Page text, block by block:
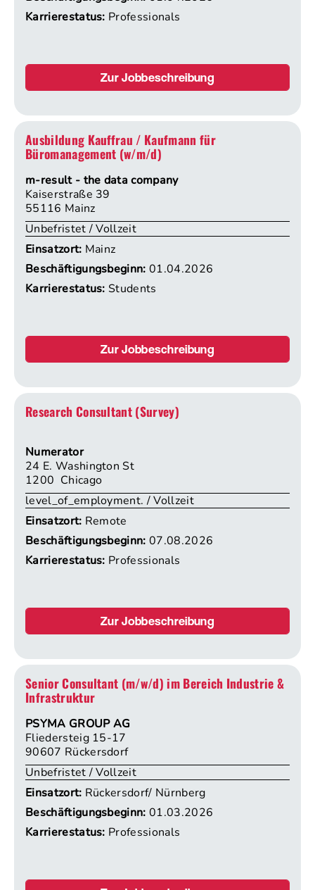
Karrierestatus: Professionals
Zur Jobbeschreibung
Ausbildung Kauffrau / Kaufmann für
Büromanagement (w/m/d)
m-result - the data company
Kaiserstraße 39
55116 Mainz
Unbefristet / Vollzeit
Einsatzort: Mainz
Beschäftigungsbeginn:01.04.2026
Karrierestatus:Students
Zur Jobbeschreibung
Research Consultant (Survey)
Numerator
24 E. Washington St
1200 Chicago
level_of_employment. / Vollzeit
Einsatzort: Remote
Beschäftigungsbeginn:07.08.2026
Karrierestatus: Professionals
Zur Jobbeschreibung
Senior Consultant (m/w/d) im Bereich Industrie &
Infrastruktur
PSYMA GROUP AG
Fliedersteig 15-17
90607 Rückersdorf
Unbefristet / Vollzeit
Einsatzort: Rückersdorf/ Nürnberg
Beschäftigungsbeginn:01.03.2026
Karrierestatus: Professionals